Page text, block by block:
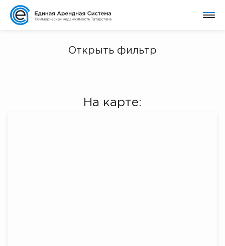
Открыть фильтр
На карте: